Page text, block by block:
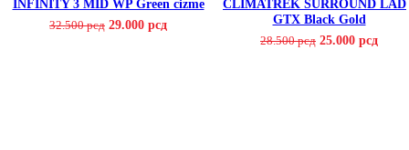
INFINITY 3 MID WP Green cizme
32.500рсд 29.000 рсд
CLIMATREK SURROUND
GTX Black Gold
28.500рсд 25.000 рсд